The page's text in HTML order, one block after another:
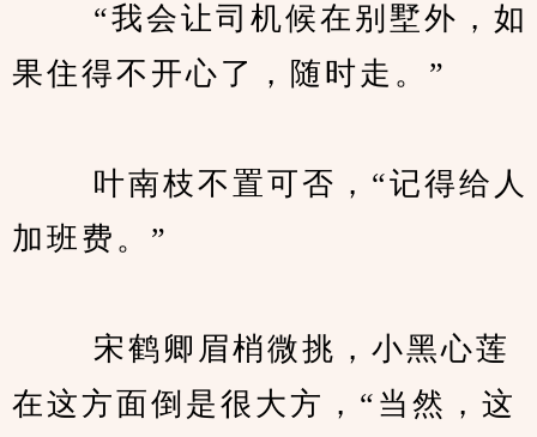
“我会让司机候在别墅外，如
果住得不开心了，随时走。”
叶南枝不置可否，“记得给人
加班费。”
宋鹤卿眉梢微挑，小黑心莲
在这方面倒是很大方，“当然，这